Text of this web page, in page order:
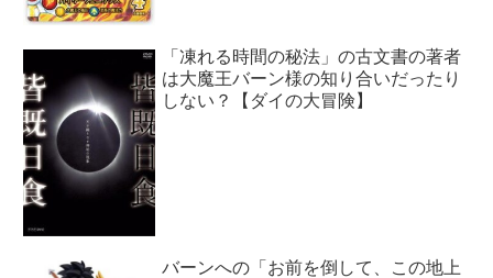
「凍れる時間の秘法」の古文書の著者
は大魔王バーン様の知り合いだったり
しない？【ダイの大冒険】
バーンへの「お前を倒して、この地上